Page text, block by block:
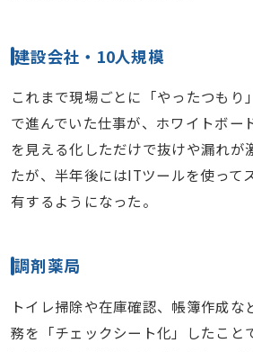
建設会社・10人規模
これまで現場ごとに「やったつもり
で進んでいた仕事が、ホワイトボー
を見える化しただけで抜けや漏れが
たが、半年後にはITツールを使って
有するようになった。
調剤薬局
トイレ掃除や在庫確認、帳簿作成な
務を「チェックシート化」したこと